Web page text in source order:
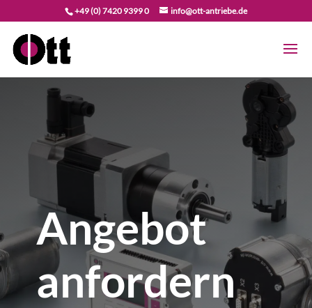
+49 (0) 7420 9399 0 info@ott-antriebe.de
Angebot
anfordern